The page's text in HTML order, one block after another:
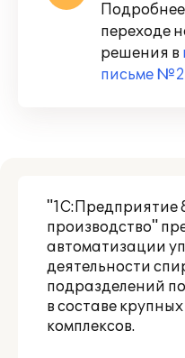
переходе
решения в
письме
"1С:Предприятие
производство"
автоматизации
деятельности
подразделений
в составе
комплексов.